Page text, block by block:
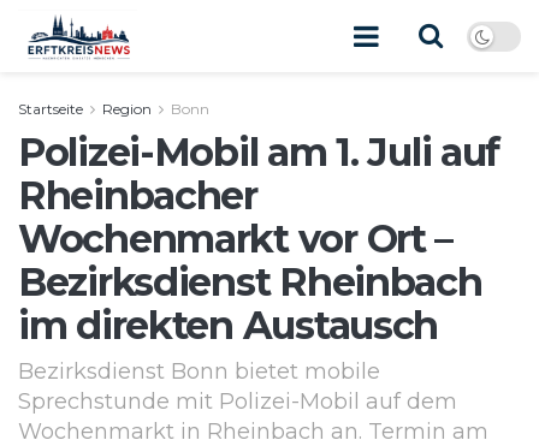
Startseite Region Bonn
Polizei-Mobil am 1. Juli auf
Rheinbacher
Wochenmarkt vor Ort –
Bezirksdienst Rheinbach
im direkten Austausch
Bezirksdienst Bonn bietet mobile
Sprechstunde mit Polizei-Mobil auf dem
Wochenmarkt in Rheinbach an. Termin am